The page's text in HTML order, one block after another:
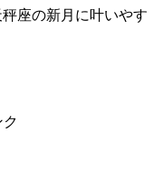
座の新月に叶いやす